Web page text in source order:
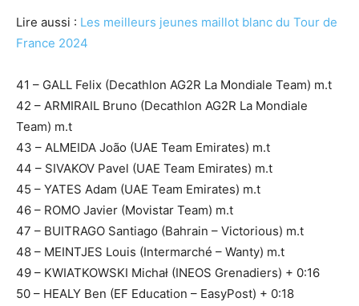
Lire aussi : Les meilleurs jeunes maillot blanc du Tour de
France 2024
41 – GALL Felix (Decathlon AG2R La Mondiale Team) m.t
42 – ARMIRAIL Bruno (Decathlon AG2R La Mondiale
Team) m.t
43 – ALMEIDA João (UAE Team Emirates) m.t
44 – SIVAKOV Pavel (UAE Team Emirates) m.t
45 – YATES Adam (UAE Team Emirates) m.t
46 – ROMO Javier (Movistar Team) m.t
47 – BUITRAGO Santiago (Bahrain – Victorious) m.t
48 – MEINTJES Louis (Intermarché – Wanty) m.t
49 – KWIATKOWSKI Michał (INEOS Grenadiers) + 0:16
50 – HEALY Ben (EF Education – EasyPost) + 0:18